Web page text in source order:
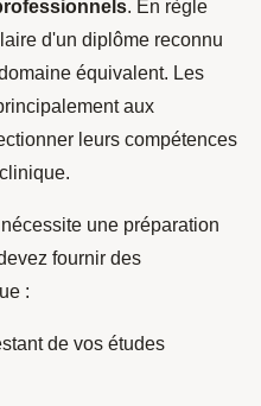
. En règle
d'un diplôme reconnu
équivalent. Les
aux
leurs compétences
une préparation
fournir des
:
de vos études